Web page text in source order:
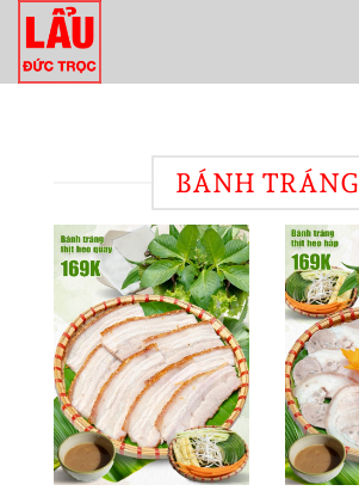
qua
nội
BÁNH TRÁNG